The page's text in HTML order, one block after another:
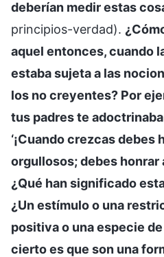
deberían medir estas
principios-verdad).
aquel entonces, cuando
estaba sujeta a las
los no creyentes? Por
tus padres te
‘¡Cuando crezcas debes
orgullosos; debes honrar
¿Qué han significado
¿Un estímulo o una
positiva o una especie
cierto es que son una